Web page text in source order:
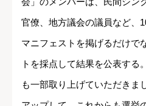
官僚、地方議会の議員など、
マニフェストを掲げるだけで
トを採点して結果を公表する
も一部取り上げていただきま